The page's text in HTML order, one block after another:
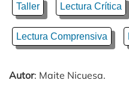
Taller Lectura Crítica
Lectura Comprensiva
Autor: Maite Nicuesa.